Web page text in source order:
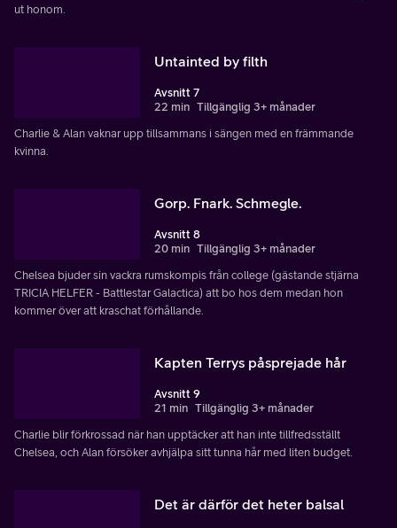
ut honom.
Untainted by filth
Avsnitt 7
22 min Tillgänglig 3+ månader
Charlie & Alan vaknar upp tillsammans i sängen med en främmande
kvinna.
Gorp. Fnark. Schmegle.
Avsnitt 8
20 min Tillgänglig 3+ månader
Chelsea bjuder sin vackra rumskompis från college (gästande stjärna
TRICIA HELFER - Battlestar Galactica) att bo hos dem medan hon
kommer över att kraschat förhållande.
Kapten Terrys påsprejade hår
Avsnitt 9
21 min Tillgänglig 3+ månader
Charlie blir förkrossad när han upptäcker att han inte tillfredsställt
Chelsea, och Alan försöker avhjälpa sitt tunna hår med liten budget.
Det är därför det heter balsal